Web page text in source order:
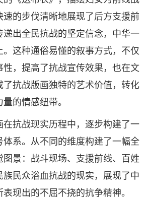
的步伐清晰地展现了后方支援前
出全民抗战的坚定信念，中华一
这种通俗易懂的叙事方式，不仅
，提高了抗战宣传效果，也在文
抗战版画独特的艺术价值，转化
的情感纽带。
抗战现实历程中，逐步构建了一
系。从不同的维度构建了一幅全
图景：战斗现场、支援前线、百姓
民众浴血抗战的现实，展现了中
现出的不屈不挠的抗争精神。